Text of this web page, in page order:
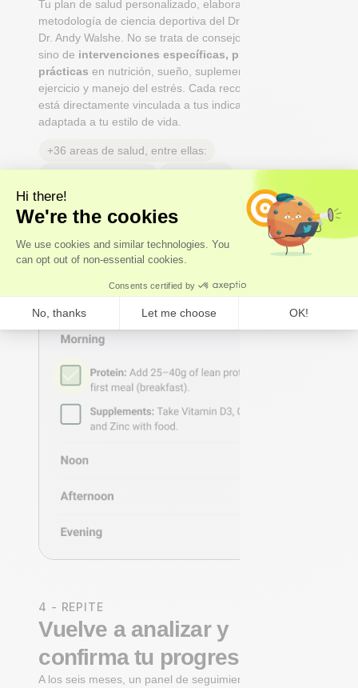
Tu plan de salud personalizado, elaborado con la
metodología de ciencia deportiva del Dr. Niko Mihic y el
Dr. Andy Walshe. No se trata de consejos genéricos,
sino de intervenciones específicas, priorizadas y
prácticasen nutrición, sueño, suplementación,
ejercicio y manejo del estrés. Cada recomendación
está directamente vinculada a tus indicadores y
adaptada a tu estilo de vida.
+36 areas de salud, entre ellas:
Peso y grasa corporal
Alergias
Dolores de cabeza y migrañas
Salud dental y bucal
Salud reproductiva
4 - REPITE
Vuelve a analizar y
confirma tu progreso
A los seis meses, un panel de seguimiento de